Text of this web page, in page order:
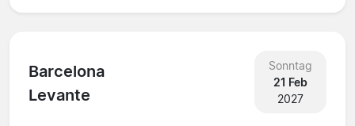
Barcelona
Levante
Sonntag
21 Feb
2027